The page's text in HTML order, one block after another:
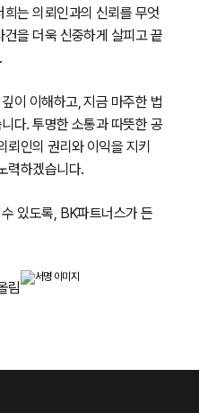
는 의뢰인과의 신뢰를 무엇
을 더욱 신중하게 살피고 끝
이 이해하고, 지금 마주한 법
다. 투명한 소통과 따뜻한 공
뢰인의 권리와 이익을 지키
력하겠습니다.
있도록, BK파트너스가 든
림